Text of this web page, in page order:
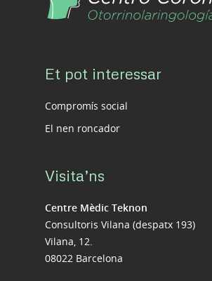
VIDEOS
La extirpación de
en niños: un caso